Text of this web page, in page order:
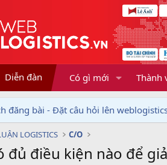
Diễn đàn Có gì mới Thành
đăng bài - Đặt câu hỏi lên
LOGISTICS C/O
đủ điều kiện nào để